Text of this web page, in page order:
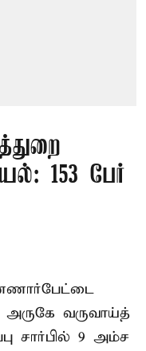
153 பேர்
வருவாய்த்
சார்பில் 9 அம்ச